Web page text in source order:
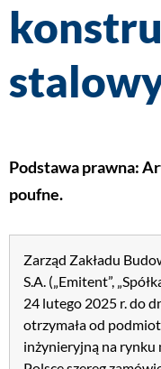
Podstawa prawna:
poufne.
Zarząd Zakładu
S.A. („Emitent”,
24 lutego 2025 r. do
otrzymała od
inżynieryjną na rynku